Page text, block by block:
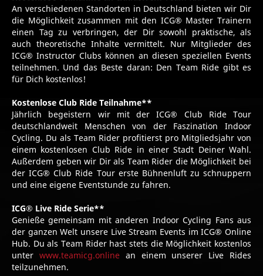
An verschiedenen Standorten in Deutschland bieten wir Dir
die Möglichkeit zusammen mit den ICG® Master Trainern
einen Tag zu verbringen, der Dir sowohl praktische, als
auch theoretische Inhalte vermittelt. Nur Mitglieder des
ICG® Instructor Clubs können an diesen speziellen Events
teilnehmen. Und das Beste daran: Den Team Ride gibt es
für Dich kostenlos!
Kostenlose Club Ride Teilnahme**
Jährlich begeistern wir mit der ICG® Club Ride Tour
deutschlandweit Menschen von der Faszination Indoor
Cycling. Du als Team Rider profitierst pro Mitgliedsjahr von
einem kostenlosen Club Ride in einer Stadt Deiner Wahl.
Außerdem geben wir Dir als Team Rider die Möglichkeit bei
der ICG® Club Ride Tour erste Bühnenluft zu schnuppern
und eine eigene Eventstunde zu fahren.
ICG® Live Ride Serie**
Genieße gemeinsam mit anderen Indoor Cycling Fans aus
der ganzen Welt unsere Live Stream Events im ICG® Online
Hub. Du als Team Rider hast stets die Möglichkeit kostenlos
unter www.teamicg.onlinean einem unserer Live Rides
teilzunehmen.